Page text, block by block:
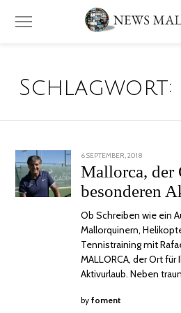
Schlagwort:
POSTED
ON
6 SEPTEMBER, 2018
JUNI,
2020
Mallorca, der
besonderen
Ob Schreiben wie ein
Mallorquinern,
Tennistraining mit
MALLORCA, der Ort
Aktivurlaub. Neben
byfoment